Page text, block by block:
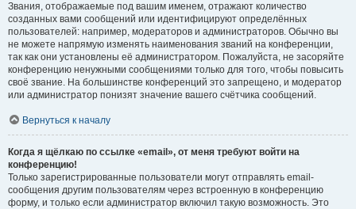
Звания, отображаемые под вашим именем, отражают количество
созданных вами сообщений или идентифицируют определённых
пользователей: например, модераторов и администраторов. Обычно вы
не можете напрямую изменять наименования званий на конференции,
так как они установлены её администратором. Пожалуйста, не засоряйте
конференцию ненужными сообщениями только для того, чтобы повысить
своё звание. На большинстве конференций это запрещено, и модератор
или администратор понизят значение вашего счётчика сообщений.
Вернуться к началу
Когда я щёлкаю по ссылке «email», от меня требуют войти на
конференцию!
Только зарегистрированные пользователи могут отправлять email-
сообщения другим пользователям через встроенную в конференцию
форму, и только если администратор включил такую возможность. Это